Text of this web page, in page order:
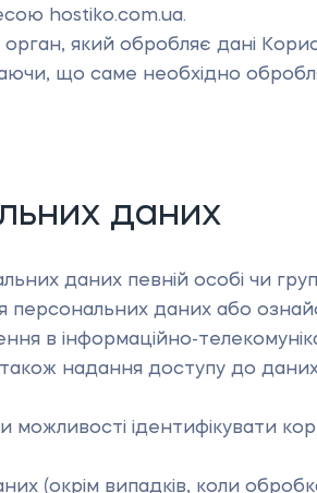
hostiko.com.ua.
який обробляє дані
що саме необхідно
даних
даних певній особі чи
персональних даних або
в інформаційно-
надання доступу до
ідентифікувати
(окрім випадків, коли